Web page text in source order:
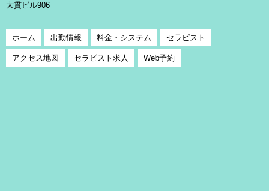
大貫ビル906
ホーム 出勤情報 料金・システム セラピスト
アクセス地図 セラピスト求人 Web予約